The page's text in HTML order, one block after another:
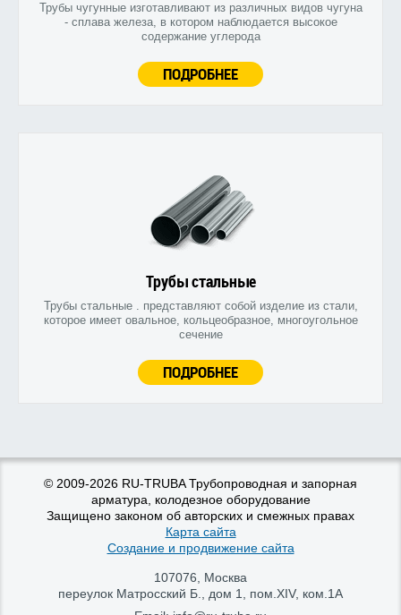
Трубы чугунные изготавливают из различных видов чугуна
- сплава железа, в котором наблюдается высокое
содержание углерода
ПОДРОБНЕЕ
Трубы стальные
Трубы стальные . представляют собой изделие из стали,
которое имеет овальное, кольцеобразное, многоугольное
сечение
ПОДРОБНЕЕ
© 2009-2026 RU-TRUBA Трубопроводная и запорная
арматура, колодезное оборудование
Защищено законом об авторских и смежных правах
Карта сайта
Создание и продвижение сайта
107076
Москва
переулок Матросский Б., дом 1, пом.XIV, ком.1А